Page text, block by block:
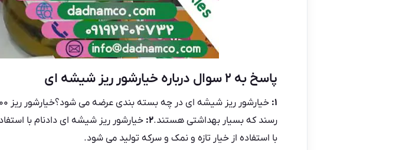
پاسخ به ۲ سوال درباره خیارشور ریز شیشه ای
۱:
رسند که بسیار بهداشتی هستند.۲: خیارشور ریز شیشه ای دادنام با
با استفاده از خیار تازه و نمک و سرکه تولید می شود.